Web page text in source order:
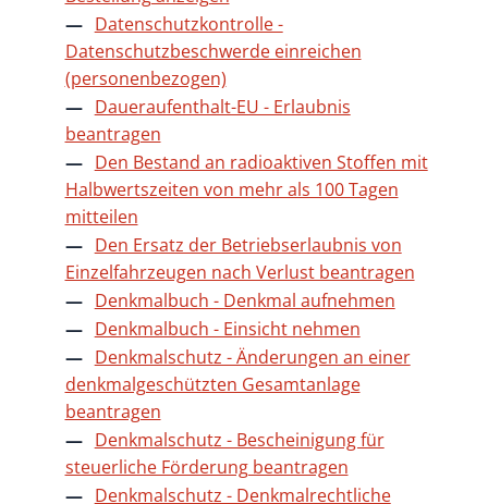
Datenschutzkontrolle -
Datenschutzbeschwerde einreichen
(personenbezogen)
Daueraufenthalt-EU - Erlaubnis
beantragen
Den Bestand an radioaktiven Stoffen mit
Halbwertszeiten von mehr als 100 Tagen
mitteilen
Den Ersatz der Betriebserlaubnis von
Einzelfahrzeugen nach Verlust beantragen
Denkmalbuch - Denkmal aufnehmen
Denkmalbuch - Einsicht nehmen
Denkmalschutz - Änderungen an einer
denkmalgeschützten Gesamtanlage
beantragen
Denkmalschutz - Bescheinigung für
steuerliche Förderung beantragen
Denkmalschutz - Denkmalrechtliche